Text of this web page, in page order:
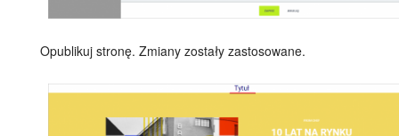
ZAŁÓŻ KONTO
LOGOWANIE
Opublikuj stronę. Zmiany zostały zastosowane.